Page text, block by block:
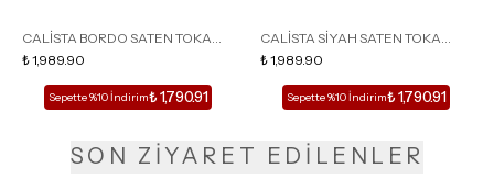
CALİSTA BORDO SATEN TOKA
DETAY SİVRİ BURUN KADIN
TOPUKLU TERLİK
₺ 1,989.90
Sepette %10 İndirim₺ 1,790.91
CALİSTA SİYAH SATEN TOKA
DETAY SİVRİ BURUN KADIN
TOPUKLU TERLİK
₺ 1,989.90
Sepette %10 İndirim₺ 1,790.91
SON ZİYARET EDİLENLER